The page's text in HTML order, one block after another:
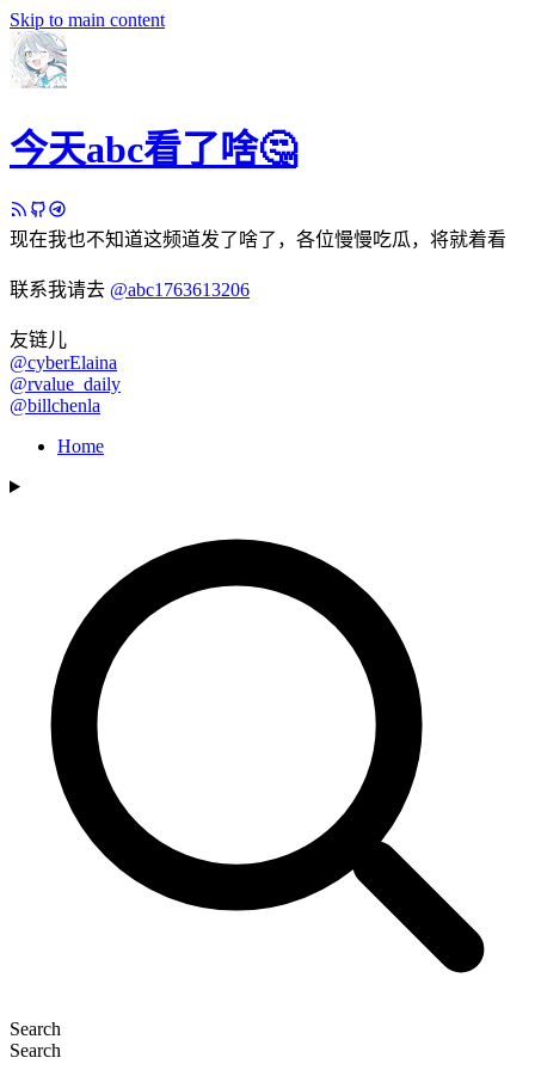
Skip to main content
今天abc看了啥🤔
现在我也不知道这频道发了啥了，各位慢慢吃瓜，将就着看
联系我请去 @abc1763613206
友链儿
@cyberElaina
@rvalue_daily
@billchenla
Home
Search
Search